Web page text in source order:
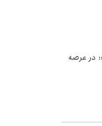
در عرصه